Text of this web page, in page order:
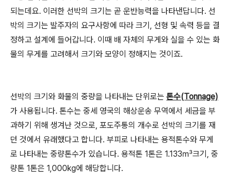
되는데요. 이러한 선박의 크기는 곧 운반능력을 나타낸답니다. 선
박의 크기는 발주자의 요구사항에 따라 크기, 선형 및 속력 등을 결
정하고 설계에 들어갑니다. 이때 배 자체의 무게와 실을 수 있는 화
물의 무게를 고려해서 크기와 모양이 정해지는 것이죠.
선박의 크기와 화물의 중량을 나타내는 단위로는 톤수(Tonnage)
가 사용됩니다. 톤수는 중세 영국의 해상운송 무역에서 세금을 부
과하기 위해 생겨난 것으로, 포도주통의 개수로 선박의 크기를 재
던 것에서 유래했다고 합니다. 부피로 나타내는 용적톤수와 무게
로 나타내는 중량톤수가 있습니다. 용적톤 1톤은 1.133㎥크기, 중
량톤 1톤은 1,000kg에 해당합니다.